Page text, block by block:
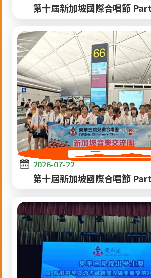
第十屆新加坡國際合唱節
2026-07-22
第十屆新加坡國際合唱節